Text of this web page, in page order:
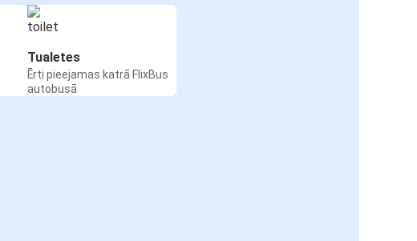
Tualetes
Ērti pieejamas katrā FlixBus
autobusā